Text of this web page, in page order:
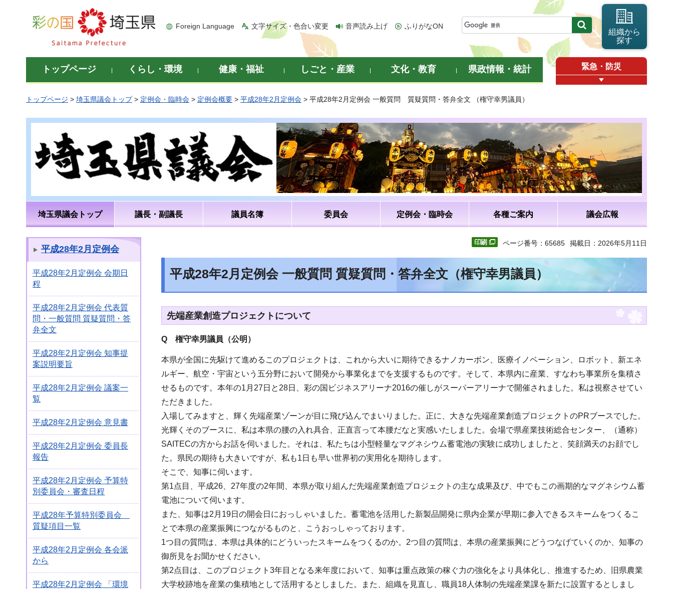
彩の国 埼玉県
Foreign Language 文字サイズ・色合い変更 音声読み上げ ふりがなON
組織から
探す
トップページ くらし・環境 健康・福祉 しごと・産業 文化・教育 県政情報・統計 緊急・防災
トップページ > 埼玉県議会トップ> 定例会・臨時会 > 定例会概要 > 平成28年2月定例会 > 平成28年2月定例会 一般質問 質疑質問・答弁全文 （権守幸男議員）
埼玉県議会トップ 議長・副議長 議員名簿 委員会 定例会・臨時会 各種ご案内 議会広報
平成28年2月定例会
平成28年2月定例会 会期日
程
平成28年2月定例会 代表質
問・一般質問 質疑質問・答
弁全文
平成28年2月定例会 知事提
案説明要旨
平成28年2月定例会 議案一
覧
平成28年2月定例会 意見書
平成28年2月定例会 委員長
報告
平成28年2月定例会 予算特
別委員会・審査日程
平成28年予算特別委員会
質疑項目一覧
平成28年2月定例会 各会派
から
平成28年2月定例会 「環境
ページ番号：65685 掲載日：2026年5月11日
平成28年2月定例会 一般質問 質疑質問・答弁全文（権守幸男議員）
先端産業創造プロジェクトについて
Q 権守幸男議員（公明 ）
本県が全国に先駆けて進めるこのプロジェクトは、これから大いに期待できるナノカーボン、医療イノベーション、ロボット、新エネ
ルギー、航空・宇宙という五分野において開発から事業化までを支援するものです。そして、本県内に産業、すなわち事業所を集積さ
せるものです。本年の1月27日と28日、彩の国ビジネスアリーナ2016の催しがスーパーアリーナで開催されました。私は視察させてい
ただきました。
入場してみますと、輝く先端産業ゾーンが目に飛び込んでまいりました。正に、大きな先端産業創造プロジェクトのPRブースでした。
光輝くそのブースに、私は本県の腰の入れ具合、正直言って本腰だなと実感いたしました。会場で県産業技術総合センター、（通称）
SAITECの方からお話を伺いました。それは、私たちは小型軽量なマグネシウム蓄電池の実験に成功しましたと、笑顔満天のお顔でし
た。県民の期待も大きいですが、私も1日も早い世界初の実用化を期待します。
そこで、知事に伺います。
第1点目、平成26、27年度の2年間、本県が取り組んだ先端産業創造プロジェクトの主な成果及び、中でもこの画期的なマグネシウム蓄
電池について伺います。
また、知事は2月19日の開会日におっしゃいました。蓄電池を活用した新製品開発に県内企業が早期に参入できるスキームをつくるこ
とで本県の産業振興につながるものと、こうおっしゃっております。
1つ目の質問は、本県は具体的にどういったスキームをつくるのか。2つ目の質問は、本県の産業振興にどうつなげていくのか、知事の
御所見をお聞かせください。
第2点目は、このプロジェクト3年目となる来年度において、知事は重点政策の稼ぐ力の強化をより具体化し、推進するため、旧県農業
大学校跡地を産業の集積地として活用するとしました。また、組織を見直し、職員18人体制の先端産業課を新たに設置するとしまし